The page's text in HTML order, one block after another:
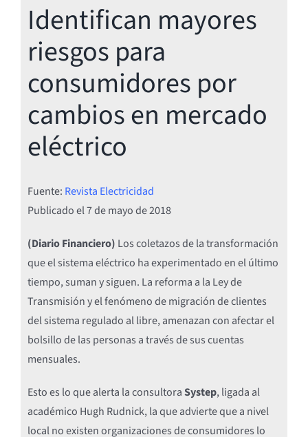
Identifican mayores
riesgos para
consumidores por
cambios en mercado
eléctrico
Fuente: Revista Electricidad
Publicado el7 de mayo de 2018
(Diario Financiero) Los coletazos de la transformación
que el sistema eléctrico ha experimentado en el último
tiempo, suman y siguen. La reforma a la Ley de
Transmisión y el fenómeno de migración de clientes
del sistema regulado al libre, amenazan con afectar el
bolsillo de las personas a través de sus cuentas
mensuales.
Esto es lo que alerta la consultoraSystep, ligada al
académico Hugh Rudnick, la que advierte que a nivel
local no existen organizaciones de consumidores lo